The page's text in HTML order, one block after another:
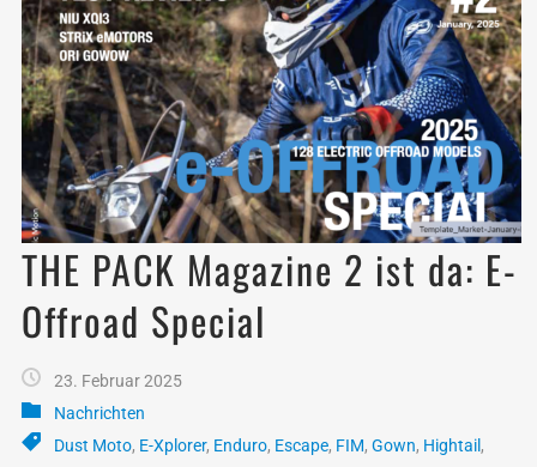
THE PACK Magazine 2 ist da: E-
Offroad Special
23. Februar 2025
Nachrichten
Dust Moto, E-Xplorer, Enduro, Escape, FIM, Gown, Hightail ,